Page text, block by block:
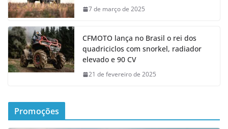
7 de março de 2025
CFMOTO lança no Brasil o rei dos
quadriciclos com snorkel, radiador
elevado e 90 CV
21 de fevereiro de 2025
Promoções